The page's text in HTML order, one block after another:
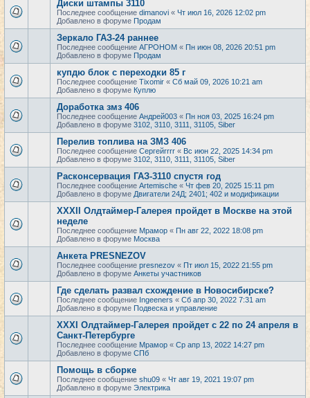
Диски штампы 3110
Последнее сообщение dimanovi « Чт июл 16, 2026 12:02 pm
Добавлено в форуме Продам
Зеркало ГАЗ-24 раннее
Последнее сообщение АГРОНОМ « Пн июн 08, 2026 20:51 pm
Добавлено в форуме Продам
купдю блок с переходки 85 г
Последнее сообщение Tixomir « Сб май 09, 2026 10:21 am
Добавлено в форуме Куплю
Доработка змз 406
Последнее сообщение Андрей003 « Пн ноя 03, 2025 16:24 pm
Добавлено в форуме 3102, 3110, 3111, 31105, Siber
Перелив топлива на ЗМЗ 406
Последнее сообщение Сергейrrrr « Вс июн 22, 2025 14:34 pm
Добавлено в форуме 3102, 3110, 3111, 31105, Siber
Расконсервация ГАЗ-3110 спустя год
Последнее сообщение Artemische « Чт фев 20, 2025 15:11 pm
Добавлено в форуме Двигатели 24Д; 2401; 402 и модификации
XXXII Олдтаймер-Галерея пройдет в Москве на этой
неделе
Последнее сообщение Мрамор « Пн авг 22, 2022 18:08 pm
Добавлено в форуме Москва
Анкета PRESNEZOV
Последнее сообщение presnezov « Пт июл 15, 2022 21:55 pm
Добавлено в форуме Анкеты участников
Где сделать развал схождение в Новосибирске?
Последнее сообщение Ingeeners « Сб апр 30, 2022 7:31 am
Добавлено в форуме Подвеска и управление
XXXI Олдтаймер-Галерея пройдет с 22 по 24 апреля в
Санкт-Петербурге
Последнее сообщение Мрамор « Ср апр 13, 2022 14:27 pm
Добавлено в форуме СПб
Помощь в сборке
Последнее сообщение shu09 « Чт авг 19, 2021 19:07 pm
Добавлено в форуме Электрика